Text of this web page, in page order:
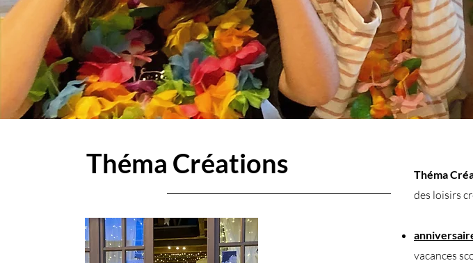
Théma Créations Théma
des loisirs
vacances